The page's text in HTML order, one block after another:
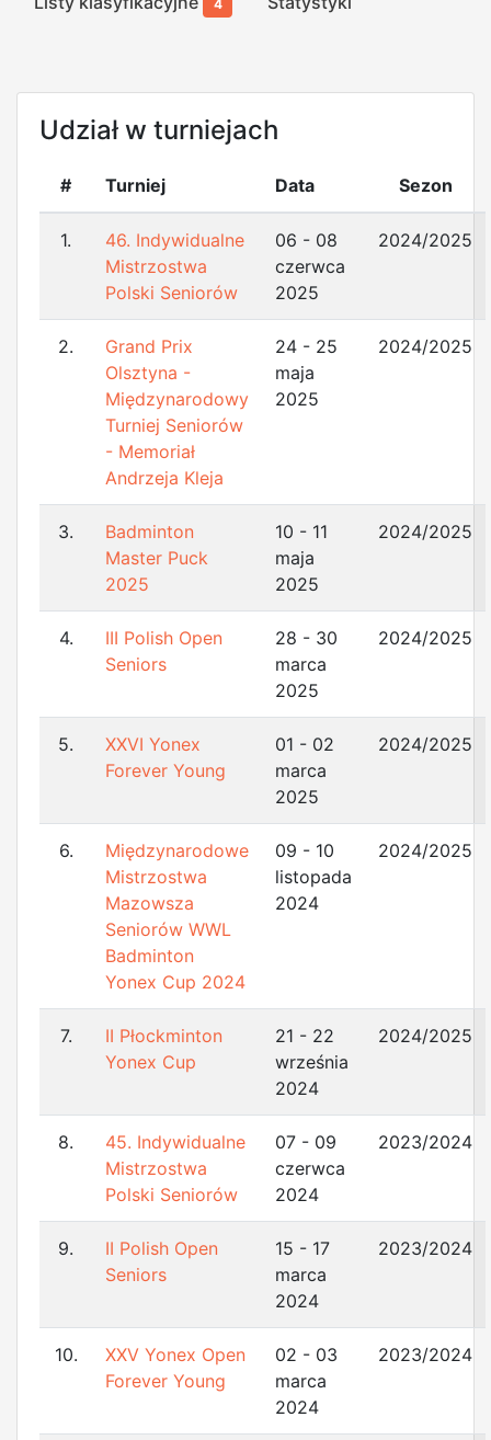
4
Udział w turniejach
# Turniej Data Sezon
1.
46. Indywidualne
Mistrzostwa
Polski Seniorów
06 - 08
czerwca
2025
2024/2025
2.
Grand Prix
Olsztyna -
Międzynarodowy
Turniej Seniorów
- Memoriał
Andrzeja Kleja
24 - 25
maja
2025
2024/2025
3.
Badminton
Master Puck
2025
10 - 11
maja
2025
2024/2025
4.
III Polish Open
Seniors
28 - 30
marca
2025
2024/2025
5.
XXVI Yonex
Forever Young
01 - 02
marca
2025
2024/2025
6.
Międzynarodowe
Mistrzostwa
Mazowsza
Seniorów WWL
Badminton
Yonex Cup 2024
09 - 10
listopada
2024
2024/2025
7.
II Płockminton
Yonex Cup
21 - 22
września
2024
2024/2025
8.
45. Indywidualne
Mistrzostwa
Polski Seniorów
07 - 09
czerwca
2024
2023/2024
9.
II Polish Open
Seniors
15 - 17
marca
2024
2023/2024
10.
XXV Yonex Open
Forever Young
02 - 03
marca
2024
2023/2024